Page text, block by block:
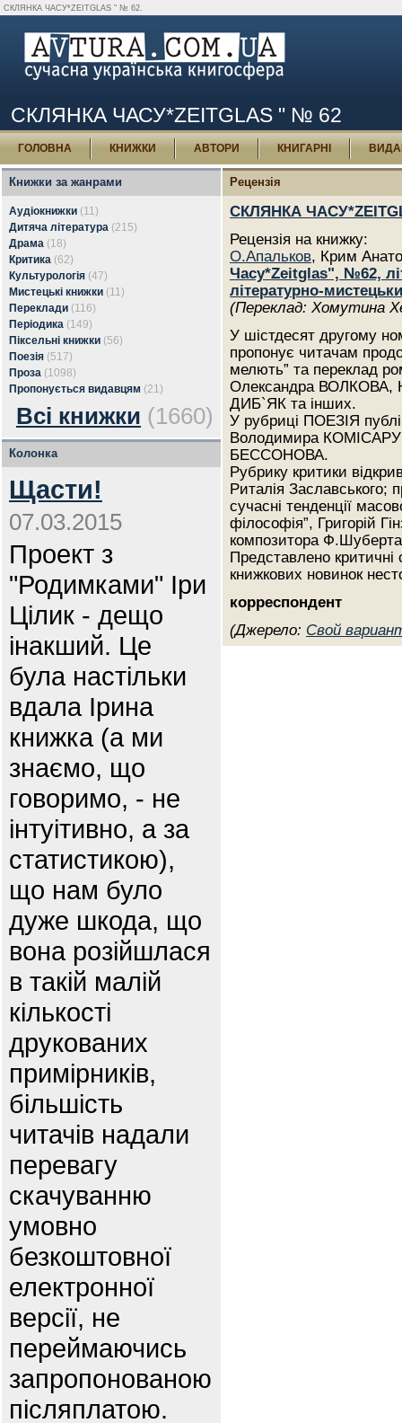
СКЛЯНКА ЧАСУ*ZEITGLAS " № 62.
СКЛЯНКА ЧАСУ*ZEITGLAS " № 62
ГОЛОВНА КНИЖКИ АВТОРИ КНИГАРНІ
Книжки за жанрами
Аудіокнижки (11)
Дитяча література (215)
Драма (18)
Критика (62)
Культурологія (47)
Мистецькі книжки (11)
Переклади (116)
Періодика (149)
Піксельні книжки (56)
Поезія (517)
Проза (1098)
Пропонується видавцям (21)
Всі книжки (1660)
Колонка
Щасти!
07.03.2015
Проект з
"Родимками" Іри
Цілик - дещо
інакший. Це
була настільки
вдала Ірина
книжка (а ми
знаємо, що
говоримо, - не
інтуітивно, а за
статистикою),
що нам було
дуже шкода, що
вона розійшлася
в такій малій
кількості
друкованих
примірників,
більшість
читачів надали
перевагу
скачуванню
умовно
безкоштовної
електронної
версії, не
переймаючись
запропонованою
післяплатою.
Рецензія
СКЛЯНКА
Рецензія на книжку:
О.Апальков, Крим
Часу*Zeitglas", №62,
літературно-
(Переклад: Хомутина
У шістдесят другому
пропонує читачам
мелють” та переклад
Олександра ВОЛКОВА,
ДИБ`ЯК та інших.
У рубриці ПОЕЗІЯ
Володимира
БЕССОНОВА.
Рубрику критики
Риталія
сучасні тенденції
філософія”, Григорій
композитора
Представлено критичні
книжкових новинок
корреспондент
(Джерело: Свой